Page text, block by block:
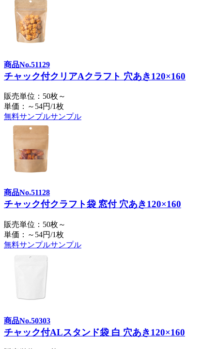
商品No.51129
チャック付クリアAクラフト 穴あき120×160
販売単位：50枚～
単価：～54円/1枚
無料サンプルサンプル
商品No.51128
チャック付クラフト袋 窓付 穴あき120×160
販売単位：50枚～
単価：～54円/1枚
無料サンプルサンプル
商品No.50303
チャック付ALスタンド袋 白 穴あき120×160